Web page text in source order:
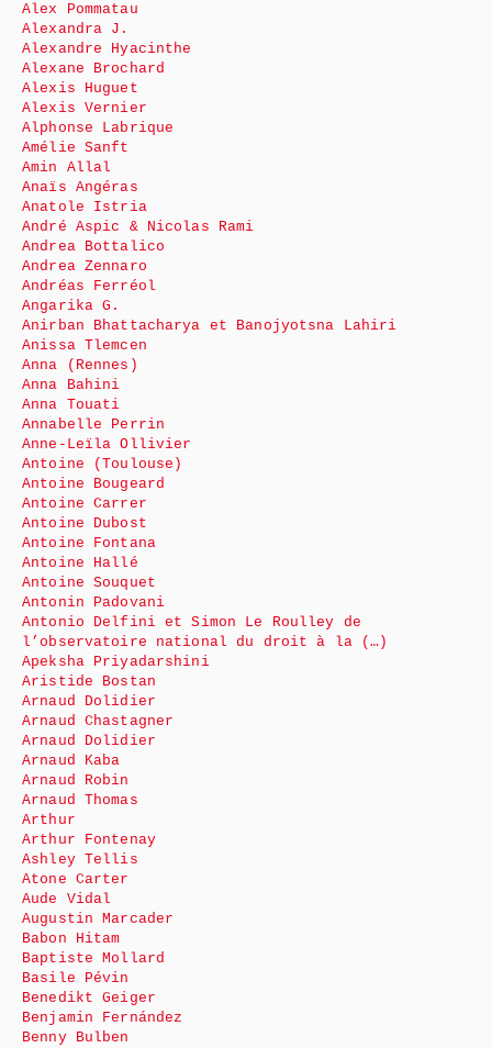
Alex Pommatau
Alexandra J.
Alexandre Hyacinthe
Alexane Brochard
Alexis Huguet
Alexis Vernier
Alphonse Labrique
Amélie Sanft
Amin Allal
Anaïs Angéras
Anatole Istria
André Aspic & Nicolas Rami
Andrea Bottalico
Andrea Zennaro
Andréas Ferréol
Angarika G.
Anirban Bhattacharya et Banojyotsna Lahiri
Anissa Tlemcen
Anna (Rennes)
Anna Bahini
Anna Touati
Annabelle Perrin
Anne-Leïla Ollivier
Antoine (Toulouse)
Antoine Bougeard
Antoine Carrer
Antoine Dubost
Antoine Fontana
Antoine Hallé
Antoine Souquet
Antonin Padovani
Antonio Delfini et Simon Le Roulley de
l’observatoire national du droit à la (…)
Apeksha Priyadarshini
Aristide Bostan
Arnaud Dolidier
Arnaud Chastagner
Arnaud Dolidier
Arnaud Kaba
Arnaud Robin
Arnaud Thomas
Arthur
Arthur Fontenay
Ashley Tellis
Atone Carter
Aude Vidal
Augustin Marcader
Babon Hitam
Baptiste Mollard
Basile Pévin
Benedikt Geiger
Benjamin Fernández
Benny Bulben